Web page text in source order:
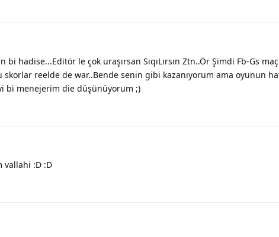
hadise...Editör le çok uraşırsan SıqıLırsın Ztn..Ör Şimdi Fb-Gs
skorlar reelde de war..Bende senin gibi kazanıyorum ama oyunun
bi menejerim die düşünüyorum ;)
vallahi :D :D